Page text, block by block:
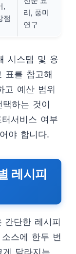
,
점
리, 풍미
연구
시스템 및 용
표를 참고해
고 예산 범위
하는 것이
서비스 여부
야 합니다.
레시피
간단한 레시피
스에 한두 번
달라지는